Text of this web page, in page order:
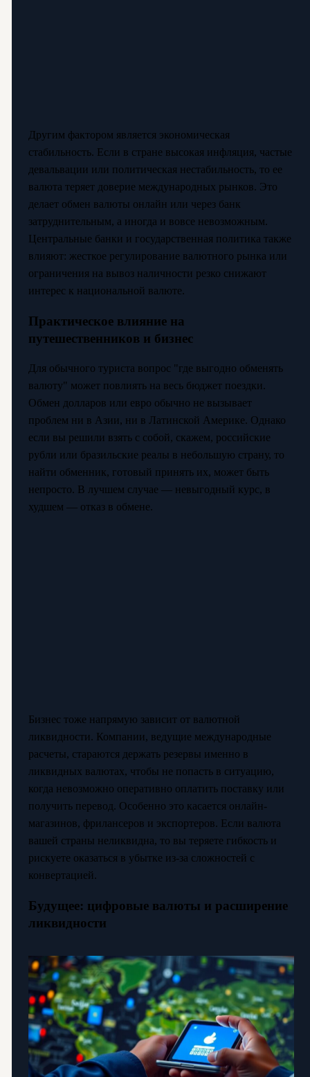
Другим фактором является экономическая
стабильность. Если в стране высокая инфляция, частые
девальвации или политическая нестабильность, то ее
валюта теряет доверие международных рынков. Это
делает обмен валюты онлайн или через банк
затруднительным, а иногда и вовсе невозможным.
Центральные банки и государственная политика также
влияют: жесткое регулирование валютного рынка или
ограничения на вывоз наличности резко снижают
интерес к национальной валюте.
Практическое влияние на
путешественников и бизнес
Для обычного туриста вопрос "где выгодно обменять
валюту" может повлиять на весь бюджет поездки.
Обмен долларов или евро обычно не вызывает
проблем ни в Азии, ни в Латинской Америке. Однако
если вы решили взять с собой, скажем, российские
рубли или бразильские реалы в небольшую страну, то
найти обменник, готовый принять их, может быть
непросто. В лучшем случае — невыгодный курс, в
худшем — отказ в обмене.
Бизнес тоже напрямую зависит от валютной
ликвидности. Компании, ведущие международные
расчеты, стараются держать резервы именно в
ликвидных валютах, чтобы не попасть в ситуацию,
когда невозможно оперативно оплатить поставку или
получить перевод. Особенно это касается онлайн-
магазинов, фрилансеров и экспортеров. Если валюта
вашей страны неликвидна, то вы теряете гибкость и
рискуете оказаться в убытке из-за сложностей с
конвертацией.
Будущее: цифровые валюты и расширение
ликвидности